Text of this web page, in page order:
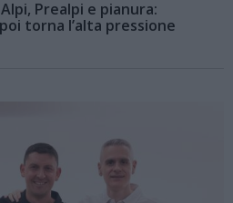
Prealpi e pianura:
torna l’alta pressione